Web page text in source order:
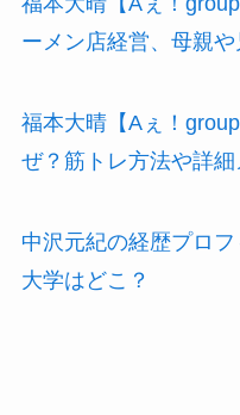
ーメン店経営、母親や
福本大晴【Aぇ！
ぜ？筋トレ方法や詳細
中沢元紀の経歴プロ
大学はどこ？